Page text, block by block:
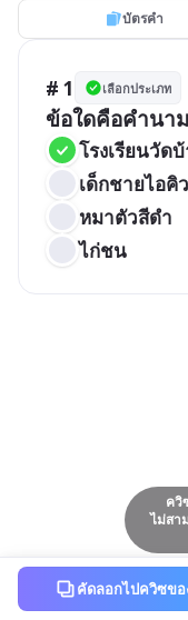
บัตรคำ
# 1 เลือกประเภท
ข้อใดคือคำนา
โรงเรียนวัด
เด็กชายไอคิว
หมาตัวสีดำ
ไก่ชน
ควิ
ไม่สา
คัดลอกไปควิซข